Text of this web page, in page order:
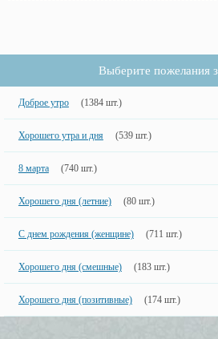
Выберите пожелания
Доброе утро (1384 шт.)
Хорошего утра и дня (539 шт.)
8 марта (740 шт.)
Хорошего дня (летние) (80 шт.)
С днем рождения (женщине) (711 шт.)
Хорошего дня (смешные) (183 шт.)
Хорошего дня (позитивные) (174 шт.)